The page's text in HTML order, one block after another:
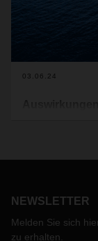
03.06.24
Sicherheit der
ändern und
NEWSLETTER
Melden Sie sich
zu erhalten.